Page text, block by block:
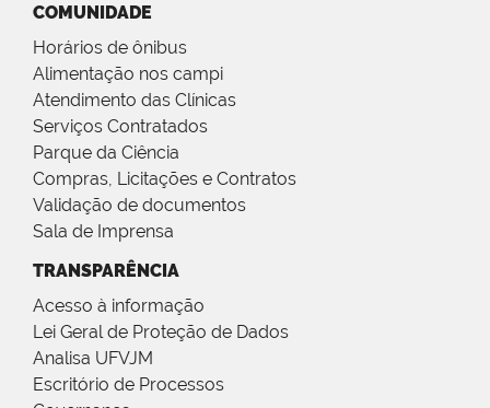
COMUNIDADE
Horários de ônibus
Alimentação nos campi
Atendimento das Clínicas
Serviços Contratados
Parque da Ciência
Compras, Licitações e Contratos
Validação de documentos
Sala de Imprensa
TRANSPARÊNCIA
Acesso à informação
Lei Geral de Proteção de Dados
Analisa UFVJM
Escritório de Processos